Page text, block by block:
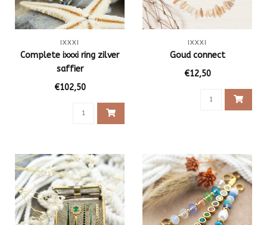
IXXXI
Complete ixxxi ring zilver
saffier
€102,50
IXXXI
Goud connect
€12,50